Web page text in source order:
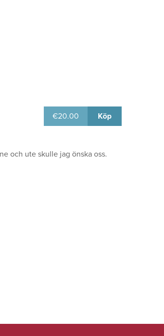
€20.00 Köp
och ute skulle jag önska oss.